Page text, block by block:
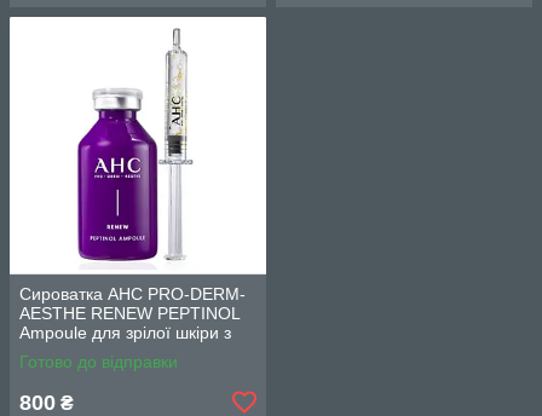
Сироватка AHC PRO-DERM-
AESTHE RENEW PEPTINOL
Ampoule для зрілої шкіри з
ретинолом (10,1 ppm) 30 мл
Готово до відправки
800 ₴